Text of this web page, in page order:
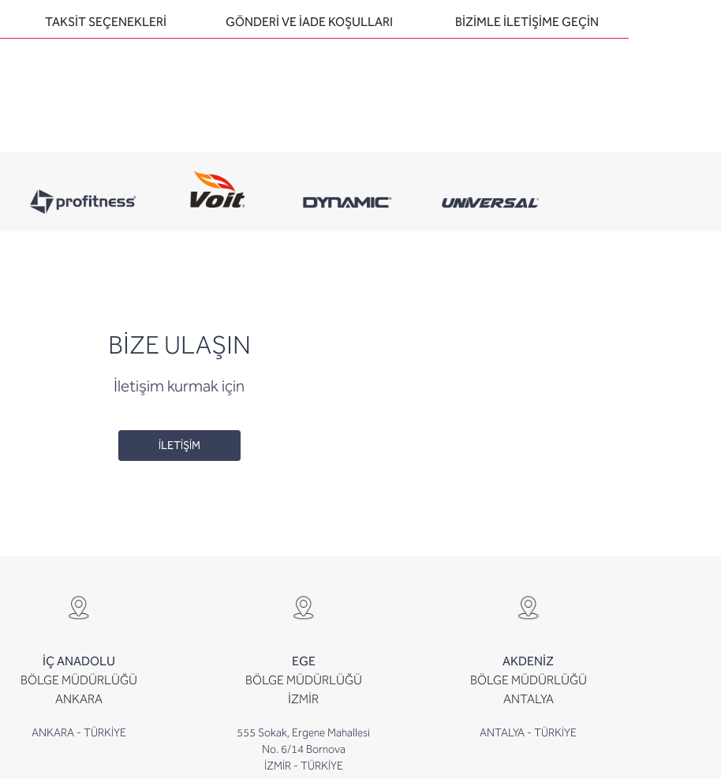
TAKSİT SEÇENEKLERİ GÖNDERİ VE İADE KOŞULLARI BIZIMLE ILETIŞIME GEÇIN
BİZE ULAŞIN
İletişim kurmak için
İLETİŞİM
İÇ ANADOLU
BÖLGE MÜDÜRLÜĞÜ
ANKARA
ANKARA - TÜRKİYE
EGE
BÖLGE MÜDÜRLÜĞÜ
İZMİR
555 Sokak, Ergene Mahallesi
No. 6/14 Bornova
İZMİR - TÜRKİYE
AKDENİZ
BÖLGE MÜDÜRLÜĞÜ
ANTALYA
ANTALYA - TÜRKİYE